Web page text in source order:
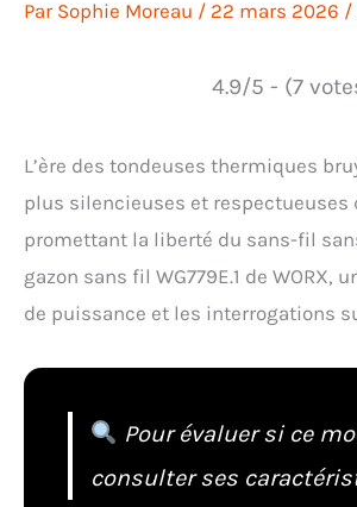
Par Sophie Moreau / 22 mars 2026 /
4.9/5 - (7
L’ère des tondeuses thermiques
plus silencieuses et respectueuses
promettant la liberté du sans-fil
gazon sans fil WG779E.1 de
de puissance et les interrogations
Pour évaluer si ce
consulter ses